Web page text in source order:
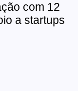
com 12
a startups